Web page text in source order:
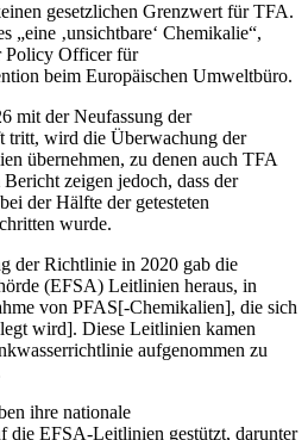
gesetzlichen Grenzwert für TFA.
„eine ‚unsichtbare‘ Chemikalie“,
Policy Officer für
beim Europäischen Umweltbüro.
mit der Neufassung der
tritt, wird die Überwachung der
übernehmen, zu denen auch TFA
zeigen jedoch, dass der
der Hälfte der getesteten
wurde.
der Richtlinie in 2020 gab die
(EFSA) Leitlinien heraus, in
von PFAS[-Chemikalien], die sich
wird]. Diese Leitlinien kamen
aufgenommen zu
ihre nationale
die EFSA-Leitlinien gestützt, darunter